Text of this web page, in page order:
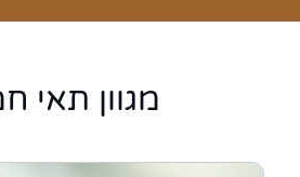
מגוון תאי